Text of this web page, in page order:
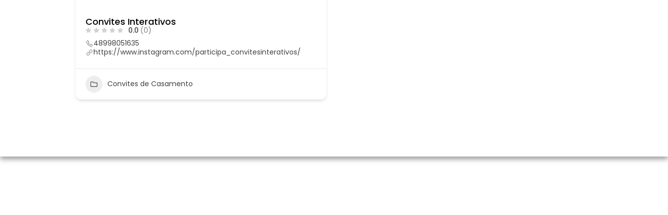
Convites Interativos
0.0 (0)
48998051635
https://www.instagram.com/participa_convitesinterativos/
Convites de Casamento